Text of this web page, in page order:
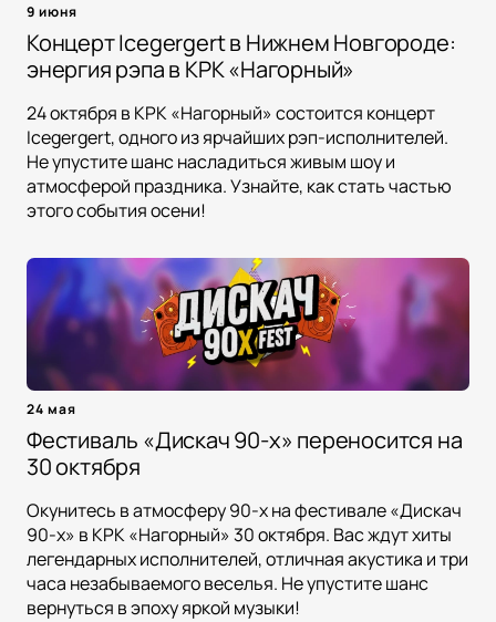
9 июня
Концерт Icegergert в Нижнем Новгороде:
энергия рэпа в КРК «Нагорный»
24 октября в КРК «Нагорный» состоится концерт
Icegergert, одного из ярчайших рэп-исполнителей.
Не упустите шанс насладиться живым шоу и
атмосферой праздника. Узнайте, как стать частью
этого события осени!
24 мая
Фестиваль «Дискач 90-х» переносится на
30 октября
Окунитесь в атмосферу 90-х на фестивале «Дискач
90-х» в КРК «Нагорный» 30 октября. Вас ждут хиты
легендарных исполнителей, отличная акустика и три
часа незабываемого веселья. Не упустите шанс
вернуться в эпоху яркой музыки!